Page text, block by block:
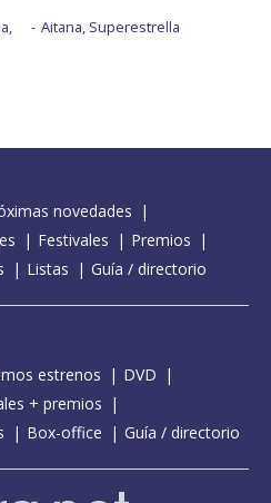
Aitana, Superestrella
novedades
Festivales
Premios
Listas Guía / directorio
estrenos
DVD
+ premios
Box-office Guía / directorio